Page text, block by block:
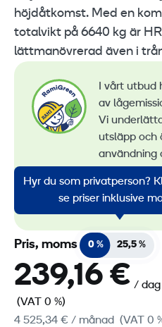
höjdåtkomst. Med en
totalvikt på 6640 kg är
lättmanövrerad även i
I vårt
av
Vi
utsläpp och
användning
alla våra
RamiGreen-
Hyr du som privatperson?
se priser inklusive
Pris, moms 0 % 25,5 %
239,16 € / dag
(VAT 0 %)
4 525,34 € / månad (VAT 0